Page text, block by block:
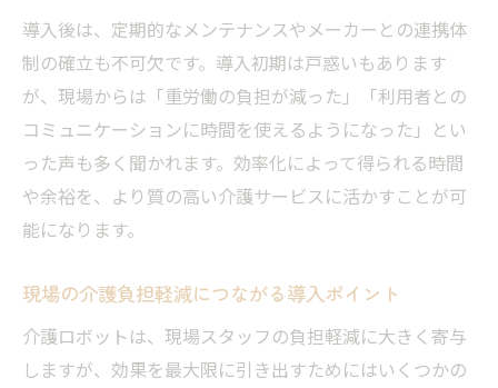
現場目線で考える介護ロボット活用法
介護スタッフが実感するロボット活用の工
夫
現場目線の介護ロボット運用ポイント
利用者の安心感を高める活用事例
介護現場の声を活かした導入改善策
補助金活用で賢く介護ロボットを導入
介護ロボット導入時に活用できる補助金情
報
導入後は、定期的なメンテナンスやメーカーとの連携体
制の確立も不可欠です。導入初期は戸惑いもあります
が、現場からは「重労働の負担が減った」「利用者との
コミュニケーションに時間を使えるようになった」とい
った声も多く聞かれます。効率化によって得られる時間
や余裕を、より質の高い介護サービスに活かすことが可
能になります。
現場の介護負担軽減につながる導入ポイント
介護ロボットは、現場スタッフの負担軽減に大きく寄与
しますが、効果を最大限に引き出すためにはいくつかの